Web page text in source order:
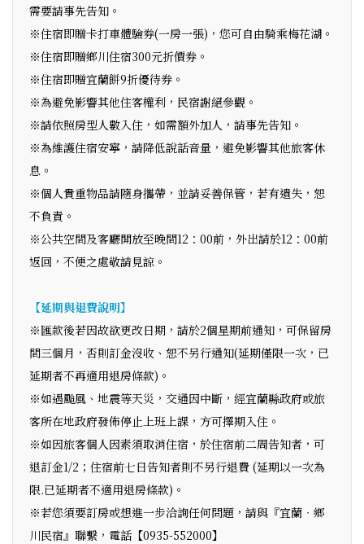
需要請事先告知。
※住宿即贈卡打車體驗券(一房一張)，您可自由騎乘梅花湖。
※住宿即贈鄉川住宿300元折價券。
※住宿即贈宜蘭餅9折優待券。
※為避免影響其他住客權利，民宿謝絕參觀。
※請依照房型人數入住，如需額外加人，請事先告知。
※為維護住宿安寧，請降低說話音量，避免影響其他旅客休
息。
※個人貴重物品請隨身攜帶，並請妥善保管，若有遺失，恕
不負責。
※公共空間及客廳開放至晚間12：00前，外出請於12：00前
返回，不便之處敬請見諒。
【延期與退費說明】
※匯款後若因故欲更改日期，請於2個星期前通知，可保留房
間三個月，否則訂金沒收、恕不另行通知(延期僅限一次，已
延期者不再適用退房條款)。
※如遇颱風、地震等天災，交通因中斷，經宜蘭縣政府或旅
客所在地政府發佈停止上班上課，方可擇期入住。
※如因旅客個人因素須取消住宿，於住宿前二周告知者，可
退訂金1/2；住宿前七日告知者則不另行退費 (延期以一次為
限.已延期者不適用退房條款)。
※若您須要訂房或想進一步洽詢任何問題，請與『宜蘭‧鄉
川民宿』聯繫，電話【0935-552000】